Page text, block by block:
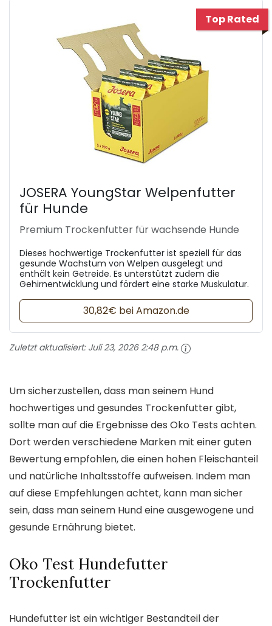
Top Rated
JOSERA YoungStar Welpenfutter
für Hunde
Premium Trockenfutter für wachsende Hunde
Dieses hochwertige Trockenfutter ist speziell für das
gesunde Wachstum von Welpen ausgelegt und
enthält kein Getreide. Es unterstützt zudem die
Gehirnentwicklung und fördert eine starke Muskulatur.
30,82€ bei Amazon.de
Zuletzt aktualisiert: Juli 23, 2026 2:48 p.m.
Um sicherzustellen, dass man seinem Hund
hochwertiges und gesundes Trockenfutter gibt,
sollte man auf die Ergebnisse des Oko Tests achten.
Dort werden verschiedene Marken mit einer guten
Bewertung empfohlen, die einen hohen Fleischanteil
und natürliche Inhaltsstoffe aufweisen. Indem man
auf diese Empfehlungen achtet, kann man sicher
sein, dass man seinem Hund eine ausgewogene und
gesunde Ernährung bietet.
Oko Test Hundefutter
Trockenfutter
Hundefutter ist ein wichtiger Bestandteil der